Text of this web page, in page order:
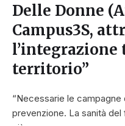
Delle Donne
Campus3S,
l’integrazione
territorio”
“Necessarie le
prevenzione. La sanità